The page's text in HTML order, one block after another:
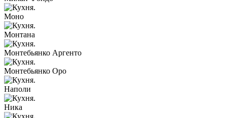
Моно
Монтана
Монтебьянко Аргенто
Монтебьянко Оро
Наполи
Ника